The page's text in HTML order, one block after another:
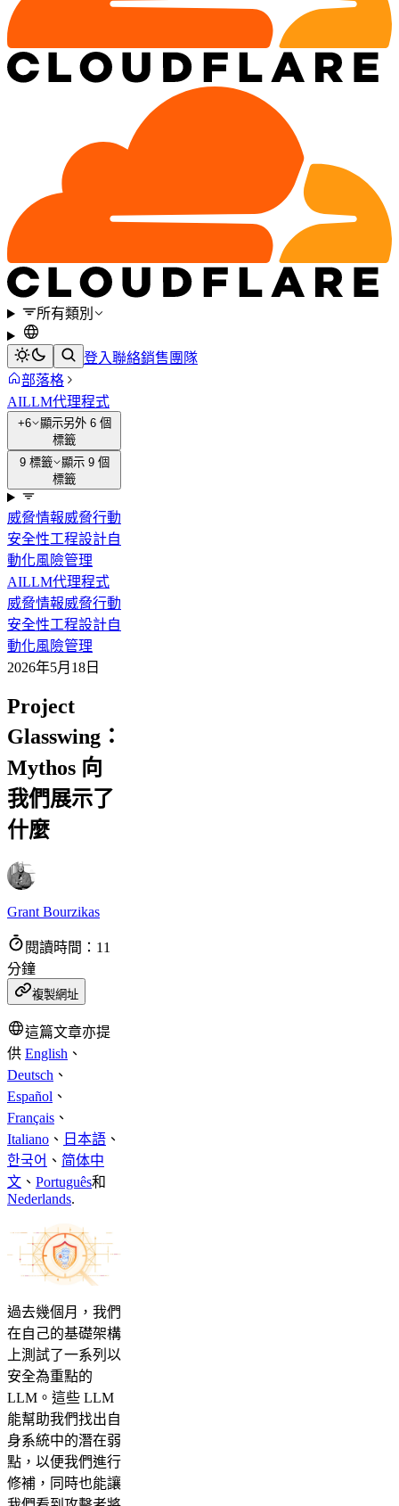
所有類別
登入聯絡銷售團隊
部落格
AILLM代理程式
+6
顯示另外 6 個
標籤
9 標籤
顯示 9 個
標籤
威脅情報威脅行動
安全性工程設計自
動化風險管理
AILLM代理程式
威脅情報威脅行動
安全性工程設計自
動化風險管理
2026年5月18日
Project
Glasswing：
Mythos 向
我們展示了
什麼
Grant Bourzikas
閱讀時間：11
分鐘
複製網址
這篇文章亦提
供 English 、
Deutsch 、
Español 、
Français 、
Italiano 、 日本語 、
한국어 、 简体中
文 、 Português和
Nederlands.
過去幾個月，我們
在自己的基礎架構
上測試了一系列以
安全為重點的
LLM。這些 LLM
能幫助我們找出自
身系統中的潛在弱
點，以便我們進行
修補，同時也能讓